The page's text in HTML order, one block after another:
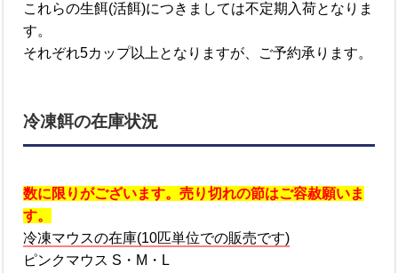
これらの生餌(活餌)につきましては不定期入荷となりま
す。
それぞれ5カップ以上となりますが、ご予約承ります。
冷凍餌の在庫状況
数に限りがございます。売り切れの節はご容赦願いま
す。
冷凍マウスの在庫(10匹単位での販売です)
ピンクマウス S・M・L